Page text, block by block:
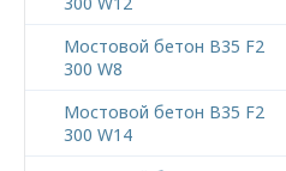
Мостовой бетон В35 F2
300 W8
Мостовой бетон В35 F2
300 W14